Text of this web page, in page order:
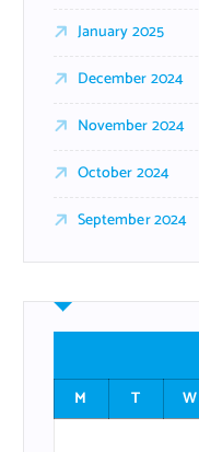
January 2025
December 2024
November 2024
October 2024
September 2024
M
T W